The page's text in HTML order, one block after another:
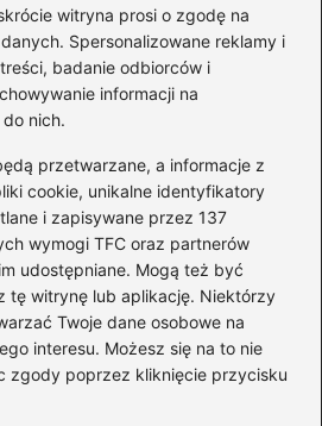
witryna prosi o zgodę na
Spersonalizowane reklamy i
badanie odbiorców i
informacji na
nich.
przetwarzane, a informacje z
cookie, unikalne identyfikatory
i zapisywane przez 137
wymogi TFC oraz partnerów
udostępniane. Mogą też być
tę witrynę lub aplikację. Niektórzy
Twoje dane osobowe na
interesu. Możesz się na to nie
zgody poprzez kliknięcie przycisku
(89)